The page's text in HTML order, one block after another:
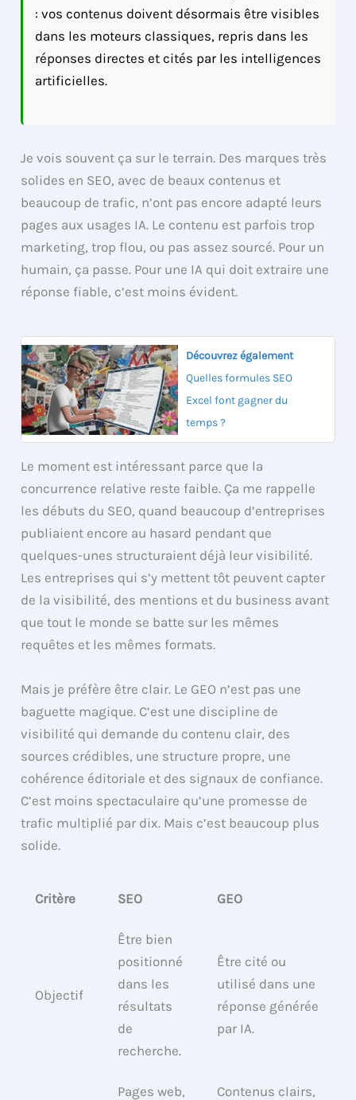
: vos contenus doivent désormais être visibles
dans les moteurs classiques, repris dans les
réponses directes et cités par les intelligences
artificielles.
Je vois souvent ça sur le terrain. Des marques très
solides en SEO, avec de beaux contenus et
beaucoup de trafic, n’ont pas encore adapté leurs
pages aux usages IA. Le contenu est parfois trop
marketing, trop flou, ou pas assez sourcé. Pour un
humain, ça passe. Pour une IA qui doit extraire une
réponse fiable, c’est moins évident.
Découvrez également
Quelles formules SEO
Excel font gagner du
temps ?
Le moment est intéressant parce que la
concurrence relative reste faible. Ça me rappelle
les débuts du SEO, quand beaucoup d’entreprises
publiaient encore au hasard pendant que
quelques-unes structuraient déjà leur visibilité.
Les entreprises qui s’y mettent tôt peuvent capter
de la visibilité, des mentions et du business avant
que tout le monde se batte sur les mêmes
requêtes et les mêmes formats.
Mais je préfère être clair. Le GEO n’est pas une
baguette magique. C’est une discipline de
visibilité qui demande du contenu clair, des
sources crédibles, une structure propre, une
cohérence éditoriale et des signaux de confiance.
C’est moins spectaculaire qu’une promesse de
trafic multiplié par dix. Mais c’est beaucoup plus
solide.
Critère SEO GEO
Objectif
Être bien
positionné
dans les
résultats
de
recherche.
Être cité ou
utilisé dans une
réponse générée
par IA.
Pages web, Contenus clairs,